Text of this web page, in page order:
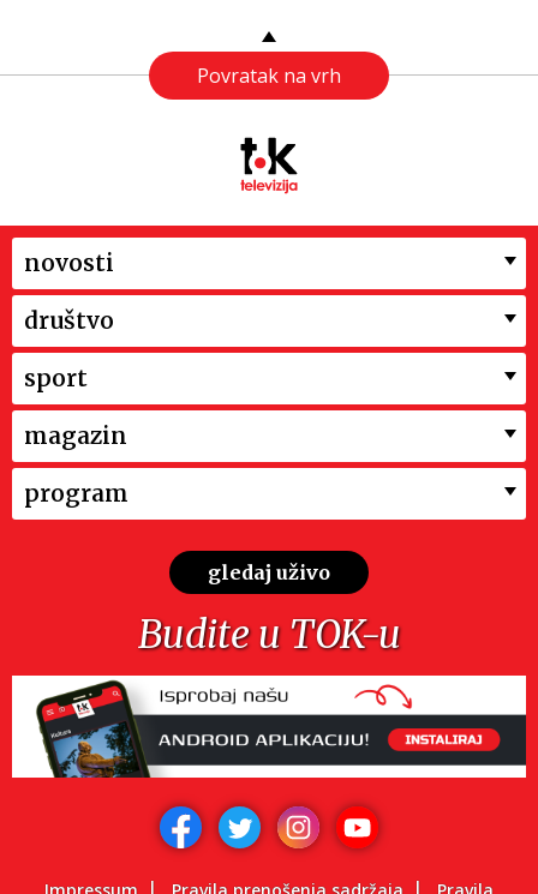
Povratak na vrh
novosti
društvo
sport
magazin
program
gledaj uživo
Budite u TOK-u